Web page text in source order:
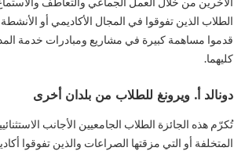
الطلاب الذين تفوقوا في المجال الأكاديمي أو الأنشطة
قدموا مساهمة كبيرة في مشاريع ومبادرات خدمة
كليهما.
دونالد أ. ويرونغ للطلاب من بلدان أخرى
تُكرّم هذه الجائزة الطلاب الجامعيين الأجانب
المتخلفة أو التي مزقتها الصراعات والذين تفوقوا